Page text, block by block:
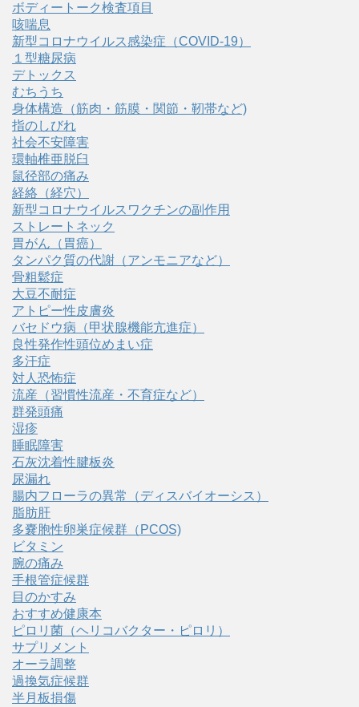
ボディートーク検査項目
咳喘息
新型コロナウイルス感染症（COVID‑19）
１型糖尿病
デトックス
むちうち
身体構造（筋肉・筋膜・関節・靭帯など)
指のしびれ
社会不安障害
環軸椎亜脱臼
鼠径部の痛み
経絡（経穴）
新型コロナウイルスワクチンの副作用
ストレートネック
胃がん（胃癌）
タンパク質の代謝（アンモニアなど）
骨粗鬆症
大豆不耐症
アトピー性皮膚炎
バセドウ病（甲状腺機能亢進症）
良性発作性頭位めまい症
多汗症
対人恐怖症
流産（習慣性流産・不育症など）
群発頭痛
湿疹
睡眠障害
石灰沈着性腱板炎
尿漏れ
腸内フローラの異常（ディスバイオーシス）
脂肪肝
多嚢胞性卵巣症候群（PCOS)
ビタミン
腕の痛み
手根管症候群
目のかすみ
おすすめ健康本
ピロリ菌（ヘリコバクター・ピロリ）
サプリメント
オーラ調整
過換気症候群
半月板損傷